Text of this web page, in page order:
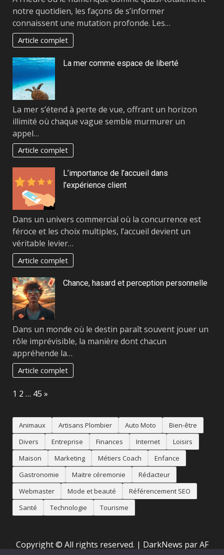
notre quotidien, les façons de s’informer
connaissent une mutation profonde. Les…
Article complet
La mer comme espace de liberté
La mer s’étend à perte de vue, offrant un horizon
illimité où chaque vague semble murmurer un
appel…
Article complet
L’importance de l’accueil dans
l’expérience client
Dans un univers commercial où la concurrence est
féroce et les choix multiples, l’accueil devient un
véritable levier…
Article complet
Chance, hasard et perception personnelle
Dans un monde où le destin paraît souvent jouer un
rôle imprévisible, la manière dont chacun
appréhende la…
Article complet
Page:
1 2 … 45 Next
»
Animaux Artisans Plombier Auto Moto
Bien-être
Divers
Entreprise Finances Internet
Loisirs
Maison
Marketing Métiers Coach
Enfance
Gastronomie
Maitre céremonie
Rédacteur
Webmaster
Mode et beauté
Référencement SEO
Santé
Technologie Tourisme
Copyright © All rights reserved. | DarkNews par AF